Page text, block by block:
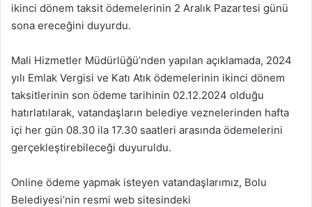
ikinci dönem taksit ödemelerinin 2 Aralık Pazartesi günü
sona ereceğini duyurdu.
Mali Hizmetler Müdürlüğü’nden yapılan açıklamada, 2024
yılı Emlak Vergisi ve Katı Atık ödemelerinin ikinci dönem
taksitlerinin son ödeme tarihinin 02.12.2024 olduğu
hatırlatılarak, vatandaşların belediye veznelerinden hafta
içi her gün 08.30 ila 17.30 saatleri arasında ödemelerini
gerçekleştirebileceği duyuruldu.
Online ödeme yapmak isteyen vatandaşlarımız, Bolu
Belediyesi’nin resmi web sitesindeki